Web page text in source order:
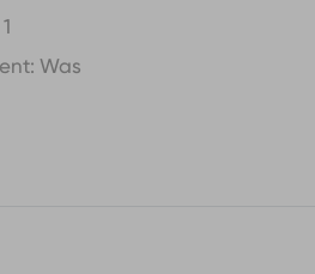
Was